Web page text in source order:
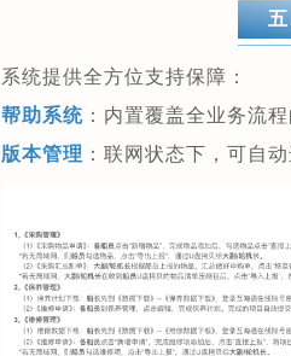
系统提供全方位支持保障：
帮助系统：内置覆盖全业务流
版本管理 ：联网状态下，可自